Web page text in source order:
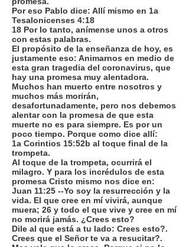
Por eso Pablo dice: Allí mismo en 1a
Tesalonicenses 4:18
18 Por lo tanto, anímense unos a otros
con estas palabras.
El propósito de la enseñanza de hoy, es
justamente eso: Animarnos en medio de
esta gran tragedia del coronavirus, que
hay una promesa muy alentadora.
Muchos han muerto entre nosotros y
muchos más morirán,
desafortunadamente, pero nos debemos
alentar con la promesa de que esta
muerte no es para siempre. Es por un
poco tiempo. Porque como dice allí:
1a Corintios 15:52b al toque final de la
trompeta.
Al toque de la trompeta, ocurrirá el
milagro. Y para los incrédulos de esta
promesa Cristo mismo nos dice en:
Juan 11:25 --Yo soy la resurrección y la
vida. El que cree en mí vivirá, aunque
muera; 26 y todo el que vive y cree en mí
no morirá jamás. ¿Crees esto?
Dile al que está a tu lado: Crees esto?.
Crees que el Señor te va a resucitar?.